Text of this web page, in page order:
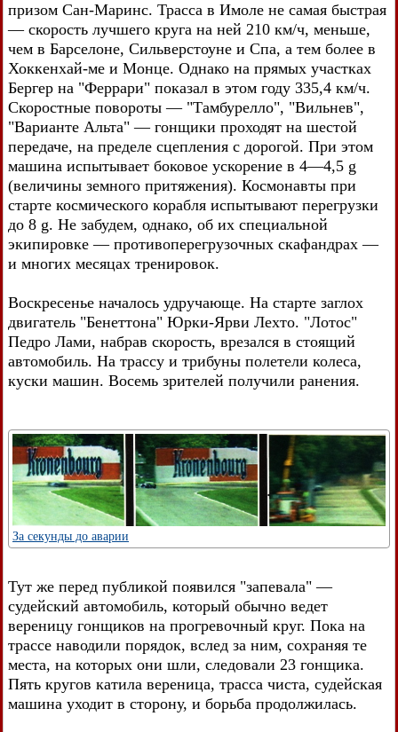
призом Сан-Маринс. Трасса в Имоле не самая быстрая
— скорость лучшего круга на ней 210 км/ч, меньше,
чем в Барселоне, Сильверстоуне и Спа, а тем более в
Хоккенхай-ме и Монце. Однако на прямых участках
Бергер на "Феррари" показал в этом году 335,4 км/ч.
Скоростные повороты — "Тамбурелло", "Вильнев",
"Варианте Альта" — гонщики проходят на шестой
передаче, на пределе сцепления с дорогой. При этом
машина испытывает боковое ускорение в 4—4,5 g
(величины земного притяжения). Космонавты при
старте космического корабля испытывают перегрузки
до 8 g. Не забудем, однако, об их специальной
экипировке — противоперегрузочных скафандрах —
и многих месяцах тренировок.
Воскресенье началось удручающе. На старте заглох
двигатель "Бенеттона" Юрки-Ярви Лехто. "Лотос"
Педро Лами, набрав скорость, врезался в стоящий
автомобиль. На трассу и трибуны полетели колеса,
куски машин. Восемь зрителей получили ранения.
За секунды до аварии
Тут же перед публикой появился "запевала" —
судейский автомобиль, который обычно ведет
вереницу гонщиков на прогревочный круг. Пока на
трассе наводили порядок, вслед за ним, сохраняя те
места, на которых они шли, следовали 23 гонщика.
Пять кругов катила вереница, трасса чиста, судейская
машина уходит в сторону, и борьба продолжилась.